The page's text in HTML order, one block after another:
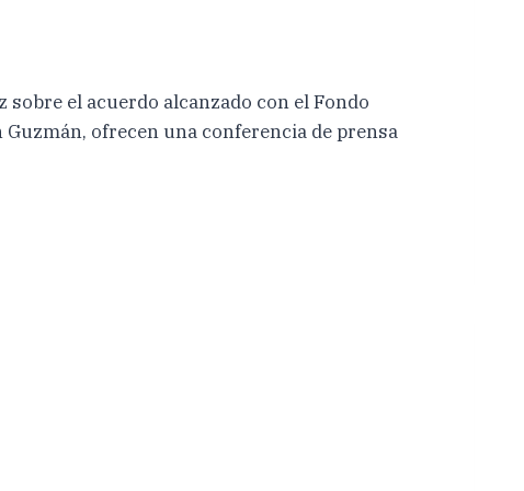
el acuerdo alcanzado con el Fondo
ofrecen una conferencia de prensa